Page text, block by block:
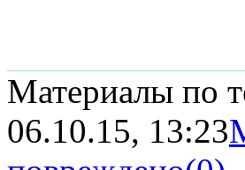
Материалы по
06.10.15, 13:23